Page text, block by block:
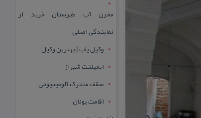
مخزن آب طبرستان خرید از
نمایندگی اصلی
وکیل یاب | بهترین وکیل
ایمپلنت شیراز
سقف متحرک آلومینیومی
اقامت یونان